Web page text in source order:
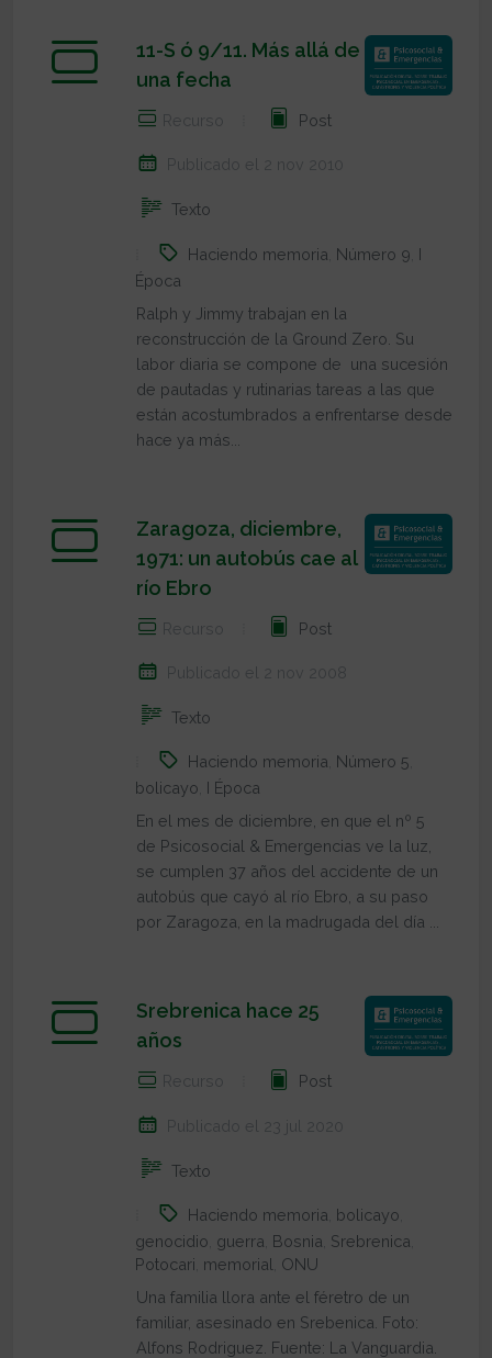
11-S ó 9/11. Más allá de
una fecha
Recurso Post
Publicado el 2 nov 2010
Texto
Haciendo memoria Número 9 I
Época
Ralph y Jimmy trabajan en la
reconstrucción de la Ground Zero. Su
labor diaria se compone de una sucesión
de pautadas y rutinarias tareas a las que
están acostumbrados a enfrentarse desde
hace ya más...
Zaragoza, diciembre,
1971: un autobús cae al
río Ebro
Recurso Post
Publicado el 2 nov 2008
Texto
Haciendo memoria Número 5
bolicayo I Época
En el mes de diciembre, en que el nº 5
de Psicosocial & Emergencias ve la luz,
se cumplen 37 años del accidente de un
autobús que cayó al río Ebro, a su paso
por Zaragoza, en la madrugada del día ...
Srebrenica hace 25
años
Recurso Post
Publicado el 23 jul 2020
Texto
Haciendo memoria bolicayo
genocidio guerra Bosnia Srebrenica
Potocari memorial ONU
Una familia llora ante el féretro de un
familiar, asesinado en Srebenica. Foto:
Alfons Rodriguez. Fuente: La Vanguardia.